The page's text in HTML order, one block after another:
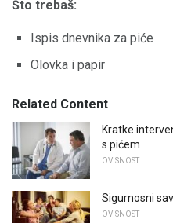
Što trebaš:
Ispis dnevnika za piće
Olovka i papir
Related Content
Kratke
s pićem
OVISNOST
Sigurnosni
OVISNOST